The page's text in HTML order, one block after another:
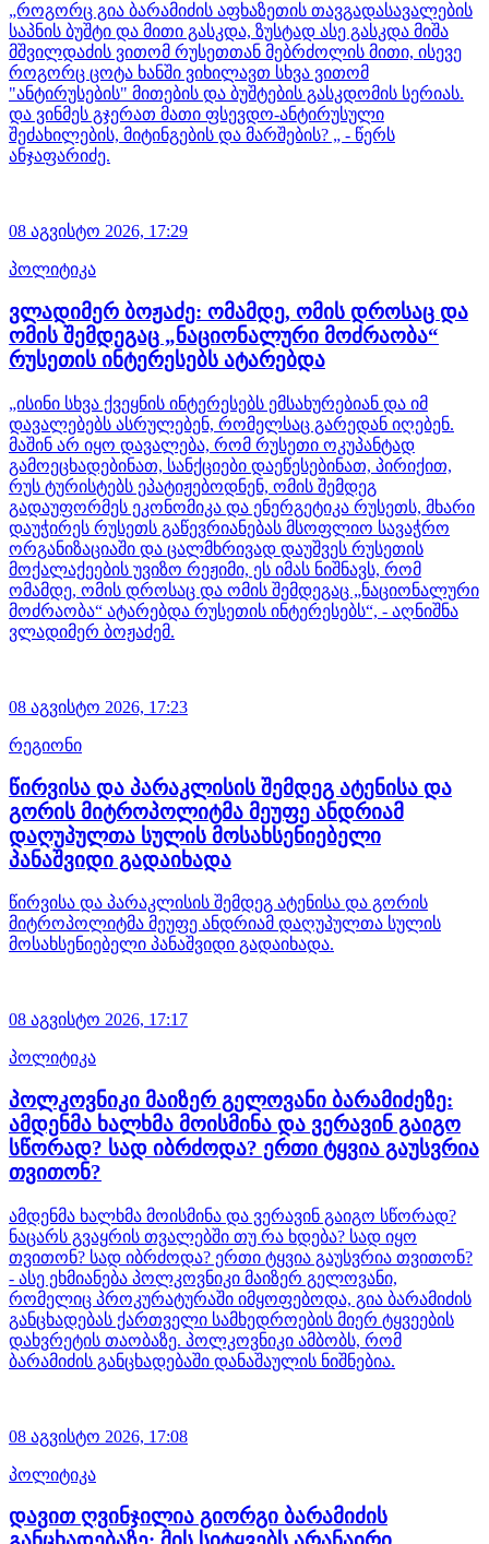
„როგორც გია ბარამიძის აფხაზეთის თავგადასავალების
საპნის ბუშტი და მითი გასკდა, ზუსტად ასე გასკდა მიშა
მშვილდაძის ვითომ რუსეთთან მებრძოლის მითი, ისევე
როგორც ცოტა ხანში ვიხილავთ სხვა ვითომ
"ანტირუსების" მითების და ბუშტების გასკდომის სერიას.
და ვინმეს გჯერათ მათი ფსევდო-ანტირუსული
შეძახილების, მიტინგების და მარშების? „ - წერს
ანჯაფარიძე.
08 აგვისტო 2026, 17:29
პოლიტიკა
ვლადიმერ ბოჟაძე: ომამდე, ომის დროსაც და
ომის შემდეგაც „ნაციონალური მოძრაობა“
რუსეთის ინტერესებს ატარებდა
„ისინი სხვა ქვეყნის ინტერესებს ემსახურებიან და იმ
დავალებებს ასრულებენ, რომელსაც გარედან იღებენ.
მაშინ არ იყო დავალება, რომ რუსეთი ოკუპანტად
გამოეცხადებინათ, სანქციები დაეწესებინათ, პირიქით,
რუს ტურისტებს ეპატიჟებოდნენ, ომის შემდეგ
გადაუფორმეს ეკონომიკა და ენერგეტიკა რუსეთს, მხარი
დაუჭირეს რუსეთს გაწევრიანებას მსოფლიო სავაჭრო
ორგანიზაციაში და ცალმხრივად დაუშვეს რუსეთის
მოქალაქეების უვიზო რეჟიმი, ეს იმას ნიშნავს, რომ
ომამდე, ომის დროსაც და ომის შემდეგაც „ნაციონალური
მოძრაობა“ ატარებდა რუსეთის ინტერესებს“, - აღნიშნა
ვლადიმერ ბოჟაძემ.
08 აგვისტო 2026, 17:23
რეგიონი
წირვისა და პარაკლისის შემდეგ ატენისა და
გორის მიტროპოლიტმა მეუფე ანდრიამ
დაღუპულთა სულის მოსახსენიებელი
პანაშვიდი გადაიხადა
წირვისა და პარაკლისის შემდეგ ატენისა და გორის
მიტროპოლიტმა მეუფე ანდრიამ დაღუპულთა სულის
მოსახსენიებელი პანაშვიდი გადაიხადა.
08 აგვისტო 2026, 17:17
პოლიტიკა
პოლკოვნიკი მაიზერ გელოვანი ბარამიძეზე:
ამდენმა ხალხმა მოისმინა და ვერავინ გაიგო
სწორად? სად იბრძოდა? ერთი ტყვია გაუსვრია
თვითონ?
ამდენმა ხალხმა მოისმინა და ვერავინ გაიგო სწორად?
ნაცარს გვაყრის თვალებში თუ რა ხდება? სად იყო
თვითონ? სად იბრძოდა? ერთი ტყვია გაუსვრია თვითონ?
- ასე ეხმიანება პოლკოვნიკი მაიზერ გელოვანი,
რომელიც პროკურატურაში იმყოფებოდა, გია ბარამიძის
განცხადებას ქართველი სამხედროების მიერ ტყვეების
დახვრეტის თაობაზე. პოლკოვნიკი ამბობს, რომ
ბარამიძის განცხადებაში დანაშაულის ნიშნებია.
08 აგვისტო 2026, 17:08
პოლიტიკა
დავით ღვინჯილია გიორგი ბარამიძის